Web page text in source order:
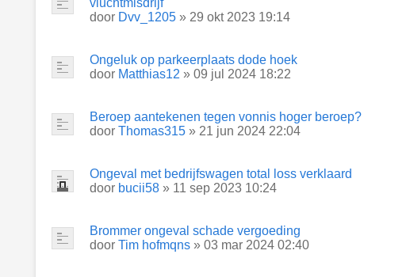
vluchtmisdrijf
door Dvv_1205 » 29 okt 2023 19:14
Ongeluk op parkeerplaats dode hoek
door Matthias12 » 09 jul 2024 18:22
Beroep aantekenen tegen vonnis hoger beroep?
door Thomas315 » 21 jun 2024 22:04
Ongeval met bedrijfswagen total loss verklaard
door bucii58 » 11 sep 2023 10:24
Brommer ongeval schade vergoeding
door Tim hofmqns » 03 mar 2024 02:40